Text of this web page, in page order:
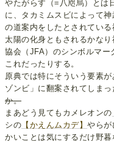
やたがらす（=八咫烏）とは
に、タカミムスビによって
の道案内をしたとされている
太陽の化身ともされるかな
協会（JFA）のシンボルマー
これだったりする。
原典では特にそういう要素
ゾンビ」に翻案されてしま
か。
まあどう見てもカメレオンの
シの 【かえんムカデ】やらが
かいことは気にするだけ野暮